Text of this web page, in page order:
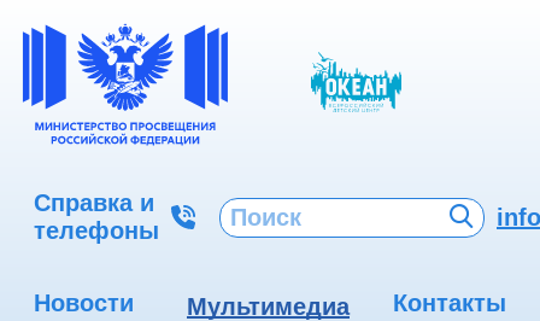
Справка и
телефоны
Новости Мультимедиа
Контакты